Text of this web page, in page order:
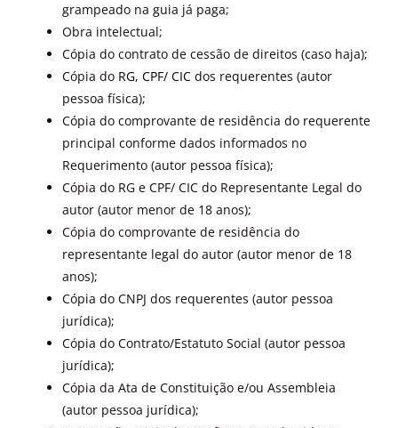
grampeado na guia já paga;
Obra intelectual;
Cópia do contrato de cessão de direitos (caso haja);
Cópia do RG, CPF/ CIC dos requerentes (autor
pessoa física);
Cópia do comprovante de residência do requerente
principal conforme dados informados no
Requerimento (autor pessoa física);
Cópia do RG e CPF/ CIC do Representante Legal do
autor (autor menor de 18 anos);
Cópia do comprovante de residência do
representante legal do autor (autor menor de 18
anos);
Cópia do CNPJ dos requerentes (autor pessoa
jurídica);
Cópia do Contrato/Estatuto Social (autor pessoa
jurídica);
Cópia da Ata de Constituição e/ou Assembleia
(autor pessoa jurídica);